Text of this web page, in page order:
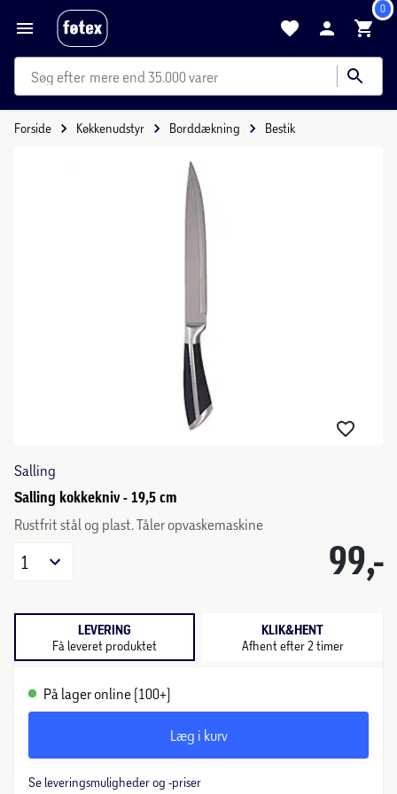
0
mere end 35.000 varer
Forside Køkkenudstyr Borddækning Bestik
Salling
Salling kokkekniv - 19,5 cm
Rustfrit stål og plast. Tåler opvaskemaskine
99,-
1
LEVERING
Få leveret produktet
KLIK&HENT
Afhent efter 2 timer
På lager online (100+)
Læg i kurv
Se leveringsmuligheder og -priser